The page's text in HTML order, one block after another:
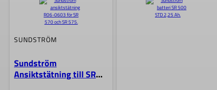
Sundström
SUNDSTRÖM
Sundström
Ansiktstätning till SR